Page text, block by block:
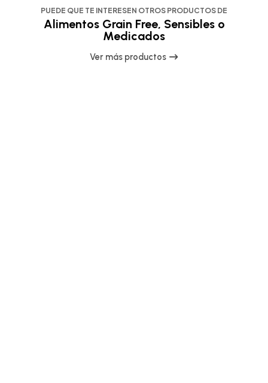
PUEDE QUE TE INTERESEN OTROS PRODUCTOS DE
Alimentos Grain Free, Sensibles o
Medicados
Ver más productos